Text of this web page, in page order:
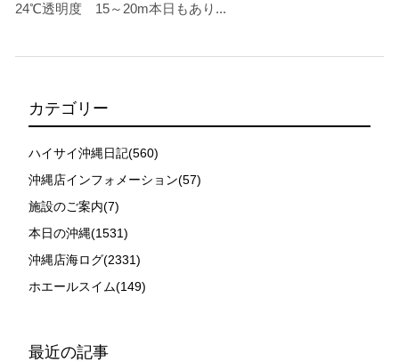
24℃透明度 15～20m本日もあり...
カテゴリー
ハイサイ沖縄日記(560)
沖縄店インフォメーション(57)
施設のご案内(7)
本日の沖縄(1531)
沖縄店海ログ(2331)
ホエールスイム(149)
最近の記事